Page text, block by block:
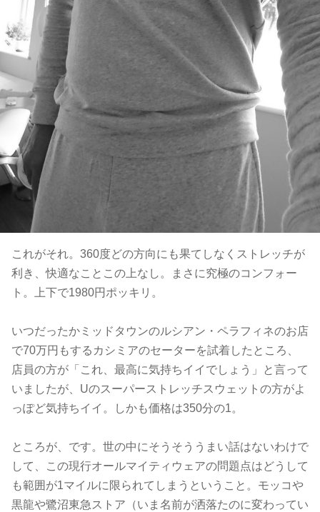
これがそれ。360度どの方向にも果てしなくストレッチが
利き、快適なことこの上なし。まさに究極のコンフォー
ト。上下で1980円ポッキリ。
いつだったかミッドタウンのルシアン・ペラフィネのお店
で70万円もするカシミアのセーターを試着したところ、
店員の方が「これ、最高に気持ちイイでしょう」と言って
いましたが、Uのスーパーストレッチスウェットの方がよ
っぽど気持ちイイ。しかも価格は350分の1。
ところが、です。世の中にそうそううまい話はないわけで
して、この現行オールマイティウェアの問題点はどうして
も範囲が1マイルに限られてしまうということ。モッコや
黒龍や鷺沼東急ストア（いま名前が洒落たのに変わってい